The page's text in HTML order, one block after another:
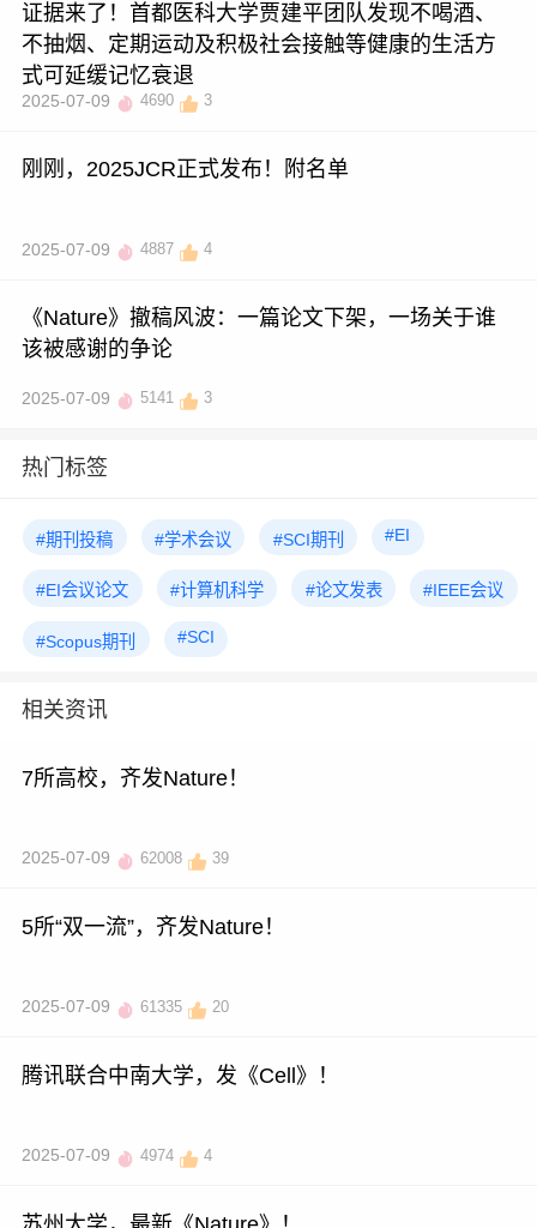
证据来了！首都医科大学贾建平团队发现不喝酒、
不抽烟、定期运动及积极社会接触等健康的生活方
式可延缓记忆衰退
2025-07-09 4690 3
刚刚，2025JCR正式发布！附名单
2025-07-09 4887 4
《Nature》撤稿风波：一篇论文下架，一场关于谁
该被感谢的争论
2025-07-09 5141 3
热门标签
#期刊投稿 #学术会议 #SCI期刊 #EI
#EI会议论文 #计算机科学 #论文发表 #IEEE会议
#Scopus期刊 #SCI
相关资讯
7所高校，齐发Nature！
2025-07-09 62008 39
5所“双一流”，齐发Nature！
2025-07-09 61335 20
腾讯联合中南大学，发《Cell》！
2025-07-09 4974 4